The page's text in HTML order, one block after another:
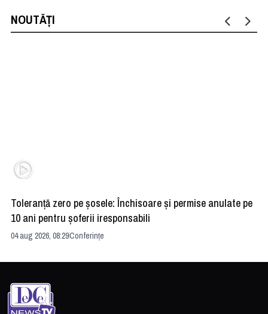
NOUTĂȚI
Toleranță zero pe șosele: Închisoare și permise anulate pe
10 ani pentru șoferii iresponsabili
04 aug 2026, 08:29Conferințe